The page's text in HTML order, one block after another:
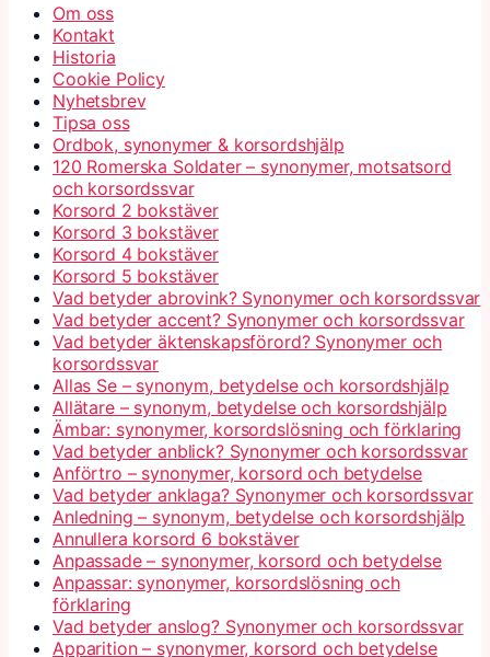
Om oss
Kontakt
Historia
Cookie Policy
Nyhetsbrev
Tipsa oss
Ordbok, synonymer & korsordshjälp
120 Romerska Soldater – synonymer, motsatsord
och korsordssvar
Korsord 2 bokstäver
Korsord 3 bokstäver
Korsord 4 bokstäver
Korsord 5 bokstäver
Vad betyder abrovink? Synonymer och korsordssvar
Vad betyder accent? Synonymer och korsordssvar
Vad betyder äktenskapsförord? Synonymer och
korsordssvar
Allas Se – synonym, betydelse och korsordshjälp
Allätare – synonym, betydelse och korsordshjälp
Ämbar: synonymer, korsordslösning och förklaring
Vad betyder anblick? Synonymer och korsordssvar
Anförtro – synonymer, korsord och betydelse
Vad betyder anklaga? Synonymer och korsordssvar
Anledning – synonym, betydelse och korsordshjälp
Annullera korsord 6 bokstäver
Anpassade – synonymer, korsord och betydelse
Anpassar: synonymer, korsordslösning och
förklaring
Vad betyder anslog? Synonymer och korsordssvar
Apparition – synonymer, korsord och betydelse